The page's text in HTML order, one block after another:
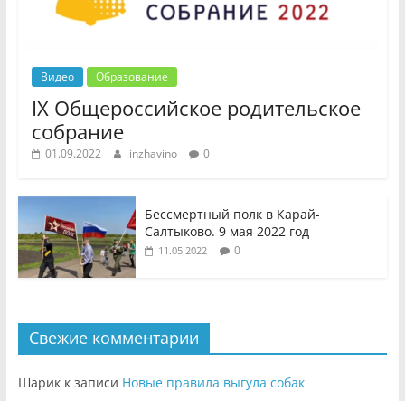
Видео Образование
IX Общероссийское родительское
собрание
01.09.2022 inzhavino 0
Бессмертный полк в Карай-
Салтыково. 9 мая 2022 год
11.05.2022 0
Свежие комментарии
Шарикк записи Новые правила выгула собак